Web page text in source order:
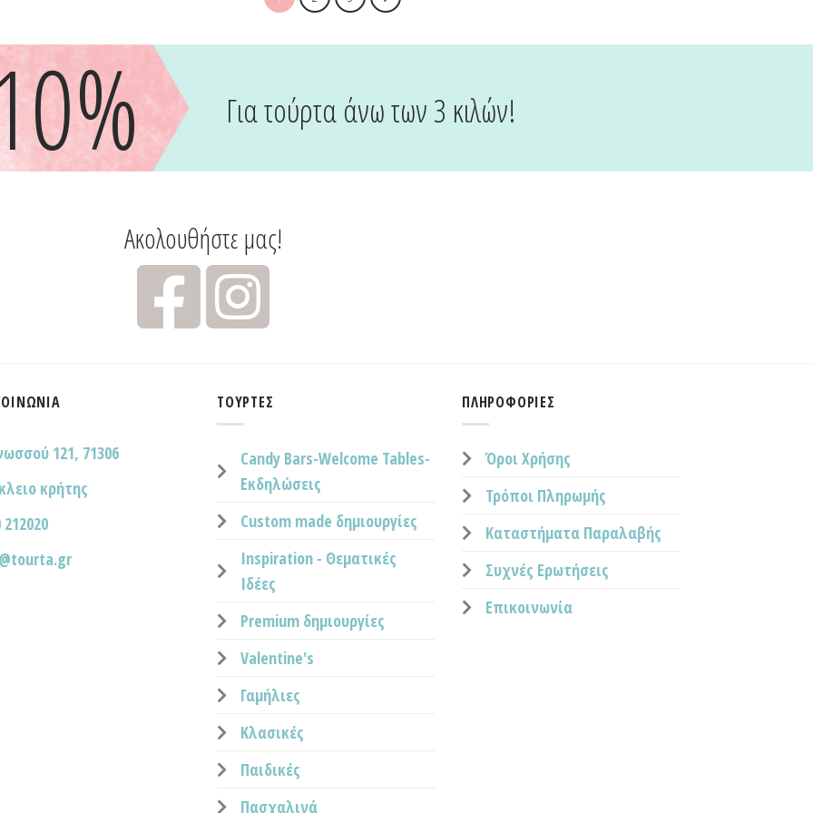
Για τούρτα άνω των 3 κιλών!
Ακολουθήστε μας!
121, 71306
κρήτης
212020
ΤΟΎΡΤΕΣ
Candy Bars-Welcome Tables-
Εκδηλώσεις
Custom made δημιουργίες
Inspiration - Θεματικές
Ιδέες
Premium δημιουργίες
Valentine's
Γαμήλιες
Κλασικές
Παιδικές
Πασχαλινά
ΠΛΗΡΟΦΟΡΊΕΣ
Όροι Χρήσης
Τρόποι Πληρωμής
Καταστήματα Παραλαβής
Συχνές Ερωτήσεις
Επικοινωνία